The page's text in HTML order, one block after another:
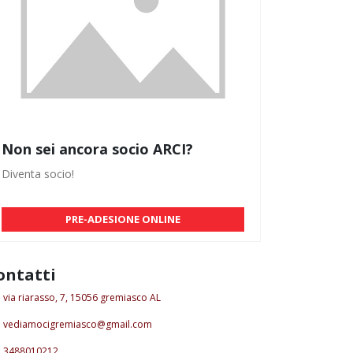
Non sei ancora socio ARCI?
Diventa socio!
PRE-ADESIONE ONLINE
via riarasso, 7, 15056 gremiasco AL
vediamocigremiasco@gmail.com